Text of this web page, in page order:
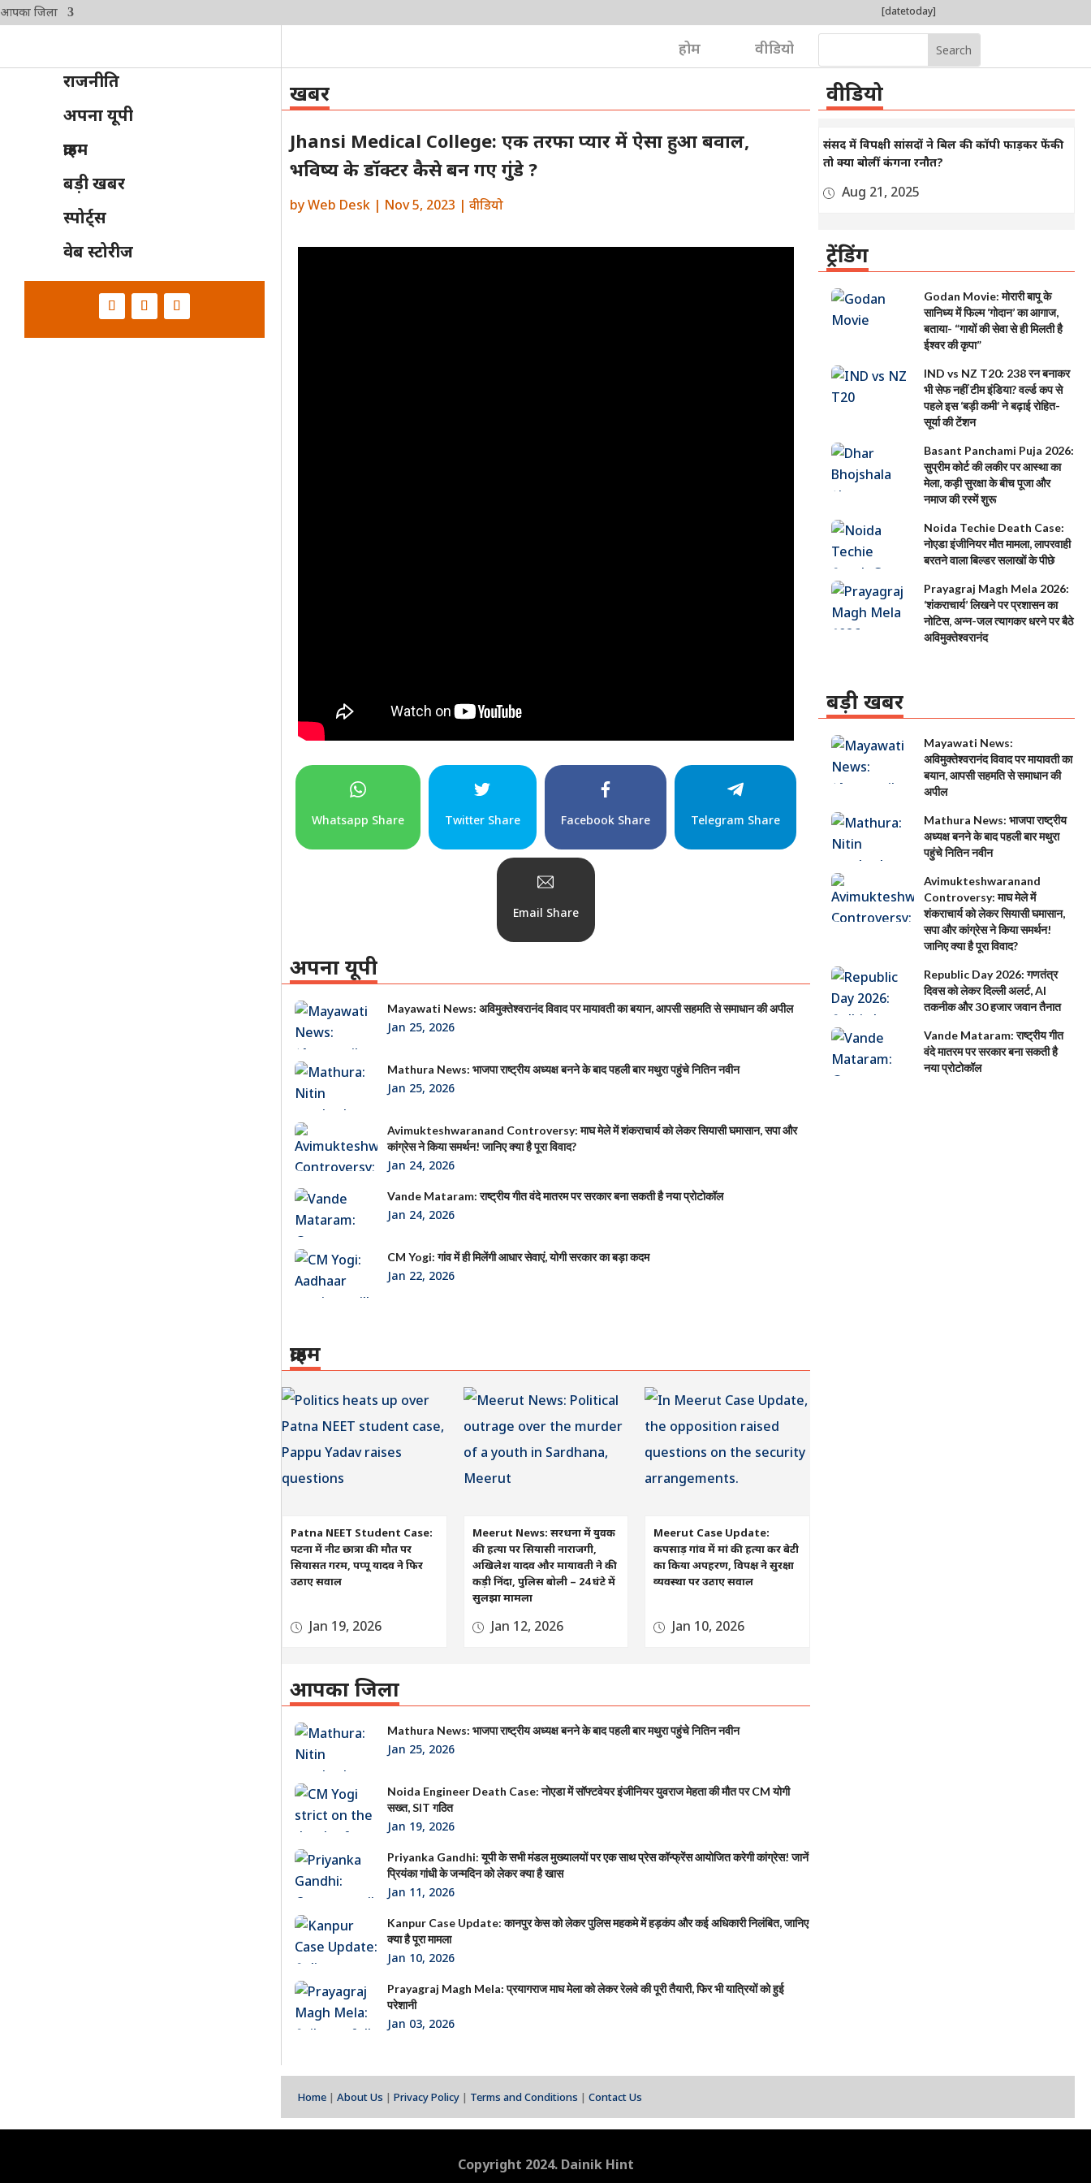
आपका जिला [datetoday]
वीडियो
होम
राजनीति
अपना यूपी
क्राइम
बड़ी खबर
स्पोर्ट्स
वेब स्टोरीज
खबर
Jhansi Medical College: एक तरफा प्यार में ऐसा हुआ बवाल,
भविष्य के डॉक्टर कैसे बन गए गुंडे ?
byWeb Desk | Nov 5, 2023 |वीडियो
Whatsapp Share Twitter Share Facebook Share Telegram Share
Email Share
अपना यूपी
Mayawati News: अविमुक्तेश्वरानंद विवाद पर मायावती का बयान, आपसी सहमति से समाधान की अपील
Jan 25, 2026
Mathura News: भाजपा राष्ट्रीय अध्यक्ष बनने के बाद पहली बार मथुरा पहुंचे नितिन नवीन
Jan 25, 2026
Avimukteshwaranand Controversy: माघ मेले में शंकराचार्य को लेकर सियासी घमासान, सपा और
कांग्रेस ने किया समर्थन! जानिए क्या है पूरा विवाद?
Jan 24, 2026
Vande Mataram: राष्ट्रीय गीत वंदे मातरम पर सरकार बना सकती है नया प्रोटोकॉल
Jan 24, 2026
CM Yogi: गांव में ही मिलेंगी आधार सेवाएं, योगी सरकार का बड़ा कदम
Jan 22, 2026
क्राइम
Patna NEET Student Case:
पटना में नीट छात्रा की मौत पर
सियासत गरम, पप्पू यादव ने फिर
उठाए सवाल
Jan 19, 2026
Meerut News: सरधना में युवक
की हत्या पर सियासी नाराजगी,
अखिलेश यादव और मायावती ने की
कड़ी निंदा, पुलिस बोली – 24 घंटे में
सुलझा मामला
Jan 12, 2026
Meerut Case Update:
कपसाड़ गांव में मां की हत्या कर बेटी
का किया अपहरण, विपक्ष ने सुरक्षा
व्यवस्था पर उठाए सवाल
Jan 10, 2026
आपका जिला
Mathura News: भाजपा राष्ट्रीय अध्यक्ष बनने के बाद पहली बार मथुरा पहुंचे नितिन नवीन
Jan 25, 2026
Noida Engineer Death Case: नोएडा में सॉफ्टवेयर इंजीनियर युवराज मेहता की मौत पर CM योगी
सख्त, SIT गठित
Jan 19, 2026
Priyanka Gandhi: यूपी के सभी मंडल मुख्यालयों पर एक साथ प्रेस कॉन्फ्रेंस आयोजित करेगी कांग्रेस! जानें
प्रियंका गांधी के जन्मदिन को लेकर क्या है खास
Jan 11, 2026
Kanpur Case Update: कानपुर केस को लेकर पुलिस महकमे में हड़कंप और कई अधिकारी निलंबित, जानिए
क्या है पूरा मामला
Jan 10, 2026
Prayagraj Magh Mela: प्रयागराज माघ मेला को लेकर रेलवे की पूरी तैयारी, फिर भी यात्रियों को हुई
परेशानी
Jan 03, 2026
वीडियो
संसद में विपक्षी सांसदों ने बिल की कॉपी फाड़कर फेंकी
तो क्या बोलीं कंगना रनौत?
Aug 21, 2025
ट्रेंडिंग
Godan Movie: मोरारी बापू के
सानिध्य में फिल्म ‘गोदान’ का आगाज,
बताया- “गायों की सेवा से ही मिलती है
ईश्वर की कृपा”
IND vs NZ T20: 238 रन बनाकर
भी सेफ नहीं टीम इंडिया? वर्ल्ड कप से
पहले इस ‘बड़ी कमी’ ने बढ़ाई रोहित-
सूर्या की टेंशन
Basant Panchami Puja 2026:
सुप्रीम कोर्ट की लकीर पर आस्था का
मेला, कड़ी सुरक्षा के बीच पूजा और
नमाज की रस्में शुरू
Noida Techie Death Case:
नोएडा इंजीनियर मौत मामला, लापरवाही
बरतने वाला बिल्डर सलाखों के पीछे
Prayagraj Magh Mela 2026:
‘शंकराचार्य’ लिखने पर प्रशासन का
नोटिस, अन्न-जल त्यागकर धरने पर बैठे
अविमुक्तेश्वरानंद
बड़ी खबर
Mayawati News:
अविमुक्तेश्वरानंद विवाद पर मायावती का
बयान, आपसी सहमति से समाधान की
अपील
Mathura News: भाजपा राष्ट्रीय
अध्यक्ष बनने के बाद पहली बार मथुरा
पहुंचे नितिन नवीन
Avimukteshwaranand
Controversy: माघ मेले में
शंकराचार्य को लेकर सियासी घमासान,
सपा और कांग्रेस ने किया समर्थन!
जानिए क्या है पूरा विवाद?
Republic Day 2026: गणतंत्र
दिवस को लेकर दिल्ली अलर्ट, AI
तकनीक और 30 हजार जवान तैनात
Vande Mataram: राष्ट्रीय गीत
वंदे मातरम पर सरकार बना सकती है
नया प्रोटोकॉल
Home |About Us |Privacy Policy | Terms and Conditions |Contact Us
Copyright 2024. Dainik Hint